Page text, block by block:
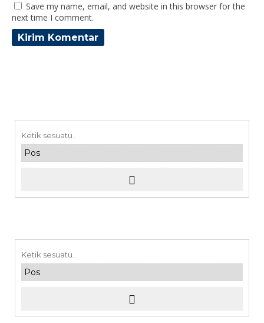
Save my name, email, and website in this browser for the
next time I comment.